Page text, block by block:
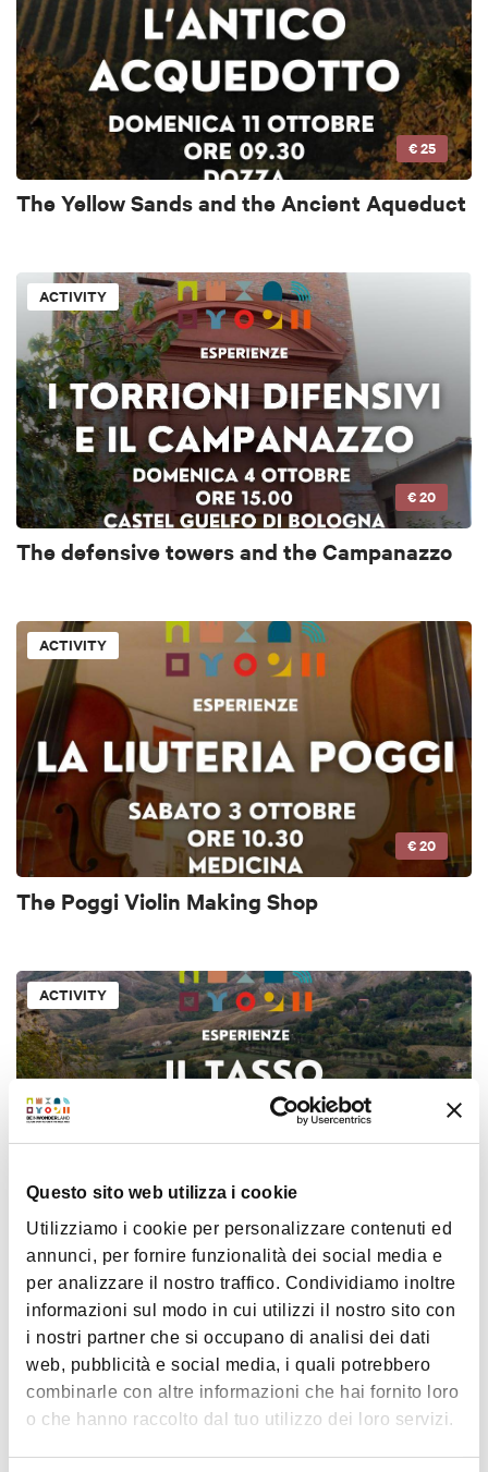
Questo sito web utilizza i cookie
Utilizziamo i cookie per personalizzare contenuti ed
annunci, per fornire funzionalità dei social media e
per analizzare il nostro traffico. Condividiamo inoltre
informazioni sul modo in cui utilizzi il nostro sito con
i nostri partner che si occupano di analisi dei dati
web, pubblicità e social media, i quali potrebbero
combinarle con altre informazioni che hai fornito loro
o che hanno raccolto dal tuo utilizzo dei loro servizi.
€ 25
The Yellow Sands and the Ancient Aqueduct
ACTIVITY
€ 20
The defensive towers and the Campanazzo
ACTIVITY
€ 20
The Poggi Violin Making Shop
ACTIVITY
The Monumental Yew Tree
ACTIVITY